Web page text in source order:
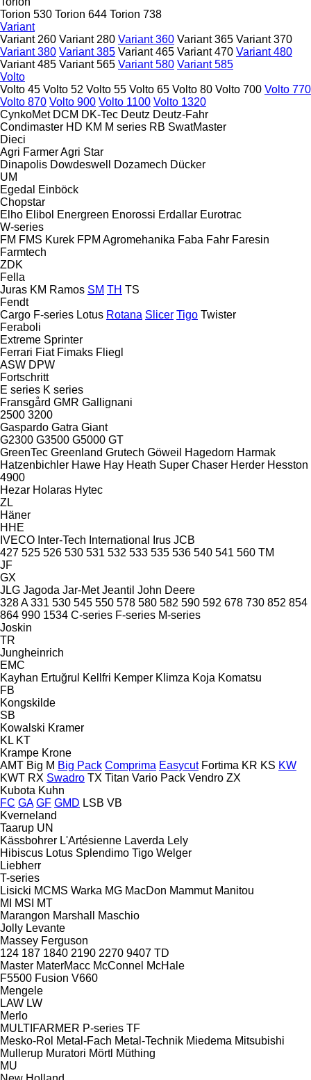
Torion 530 Torion 644 Torion 738
Variant
Variant 260 Variant 280 Variant 360 Variant 365 Variant 370
Variant 380 Variant 385 Variant 465 Variant 470 Variant 480
Variant 485 Variant 565 Variant 580 Variant 585
Volto
Volto 45 Volto 52 Volto 55 Volto 65 Volto 80 Volto 700 Volto 770
Volto 870 Volto 900 Volto 1100 Volto 1320
CynkoMet DCM DK-Tec Deutz Deutz-Fahr
Condimaster HD KM M series RB SwatMaster
Dieci
Agri FarmerAgri Star
Dinapolis Dowdeswell Dozamech Dücker
UM
Egedal
Einböck
Chopstar
Elho Elibol Energreen Enorossi Erdallar Eurotrac
W-series
FM FMS Kurek FPM Agromehanika Faba Fahr Faresin
Farmtech
ZDK
Fella
Juras KM Ramos SM TH TS
Fendt
Cargo F-series Lotus Rotana Slicer Tigo Twister
Feraboli
Extreme Sprinter
Ferrari Fiat Fimaks Fliegl
ASW DPW
Fortschritt
E series K series
Fransgård GMR Gallignani
2500 3200
Gaspardo Gatra Giant
G2300 G3500 G5000 GT
GreenTec Greenland Grutech Göweil Hagedorn Harmak
Hatzenbichler Hawe Hay Heath Super Chaser Herder Hesston
4900
Hezar Holaras Hytec
ZL
Häner
HHE
IVECO Inter-Tech International Irus JCB
427 525 526 530 531 532 533 535 536 540 541 560 TM
JF
GX
JLG Jagoda Jar-Met Jeantil John Deere
328 A 331 530 545 550 578 580 582 590 592 678 730 852 854
864 990 1534 C-series F-series M-series
Joskin
TR
Jungheinrich
EMC
Kayhan Ertuğrul
Kellfri Kemper Klimza Koja Komatsu
FB
Kongskilde
SB
Kowalski Kramer
KL KT
Krampe Krone
AMT Big M Big Pack Comprima Easycut Fortima KR KS KW
KWT RX Swadro TX Titan Vario Pack Vendro ZX
Kubota Kuhn
FC GA GF GMD LSB VB
Kverneland
Taarup UN
Kässbohrer L'Artésienne Laverda Lely
Hibiscus Lotus Splendimo Tigo Welger
Liebherr
T-series
Lisicki MCMS Warka MG MacDon Mammut Manitou
MI
MSI
MT
Marangon Marshall
Maschio
Jolly Levante
Massey Ferguson
124 187 1840 2190 2270 9407 TD
Master MaterMacc McConnel McHale
F5500 Fusion V660
Mengele
LAW LW
Merlo
MULTIFARMER P-series TF
Mesko-Rol Metal-Fach Metal-Technik Miedema Mitsubishi
Mullerup Muratori Mörtl Müthing
MU